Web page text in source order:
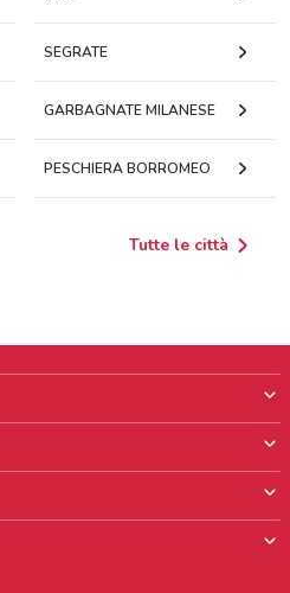
SEGRATE
GARBAGNATE MILANESE
PESCHIERA BORROMEO
Tutte le città